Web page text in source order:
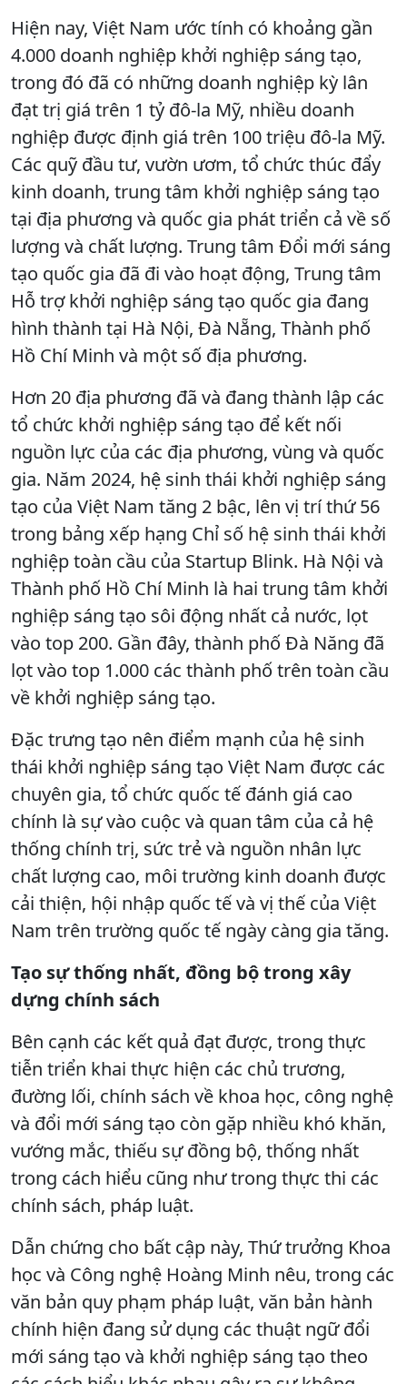
Hiện nay, Việt Nam ước tính có khoảng gần
4.000 doanh nghiệp khởi nghiệp sáng tạo,
trong đó đã có những doanh nghiệp kỳ lân
đạt trị giá trên 1 tỷ đô-la Mỹ, nhiều doanh
nghiệp được định giá trên 100 triệu đô-la Mỹ.
Các quỹ đầu tư, vườn ươm, tổ chức thúc đẩy
kinh doanh, trung tâm khởi nghiệp sáng tạo
tại địa phương và quốc gia phát triển cả về số
lượng và chất lượng. Trung tâm Đổi mới sáng
tạo quốc gia đã đi vào hoạt động, Trung tâm
Hỗ trợ khởi nghiệp sáng tạo quốc gia đang
hình thành tại Hà Nội, Đà Nẵng, Thành phố
Hồ Chí Minh và một số địa phương.
Hơn 20 địa phương đã và đang thành lập các
tổ chức khởi nghiệp sáng tạo để kết nối
nguồn lực của các địa phương, vùng và quốc
gia. Năm 2024, hệ sinh thái khởi nghiệp sáng
tạo của Việt Nam tăng 2 bậc, lên vị trí thứ 56
trong bảng xếp hạng Chỉ số hệ sinh thái khởi
nghiệp toàn cầu của Startup Blink. Hà Nội và
Thành phố Hồ Chí Minh là hai trung tâm khởi
nghiệp sáng tạo sôi động nhất cả nước, lọt
vào top 200. Gần đây, thành phố Đà Năng đã
lọt vào top 1.000 các thành phố trên toàn cầu
về khởi nghiệp sáng tạo.
Đặc trưng tạo nên điểm mạnh của hệ sinh
thái khởi nghiệp sáng tạo Việt Nam được các
chuyên gia, tổ chức quốc tế đánh giá cao
chính là sự vào cuộc và quan tâm của cả hệ
thống chính trị, sức trẻ và nguồn nhân lực
chất lượng cao, môi trường kinh doanh được
cải thiện, hội nhập quốc tế và vị thế của Việt
Nam trên trường quốc tế ngày càng gia tăng.
Tạo sự thống nhất, đồng bộ trong xây
dựng chính sách
Bên cạnh các kết quả đạt được, trong thực
tiễn triển khai thực hiện các chủ trương,
đường lối, chính sách về khoa học, công nghệ
và đổi mới sáng tạo còn gặp nhiều khó khăn,
vướng mắc, thiếu sự đồng bộ, thống nhất
trong cách hiểu cũng như trong thực thi các
chính sách, pháp luật.
Dẫn chứng cho bất cập này, Thứ trưởng Khoa
học và Công nghệ Hoàng Minh nêu, trong các
văn bản quy phạm pháp luật, văn bản hành
chính hiện đang sử dụng các thuật ngữ đổi
mới sáng tạo và khởi nghiệp sáng tạo theo